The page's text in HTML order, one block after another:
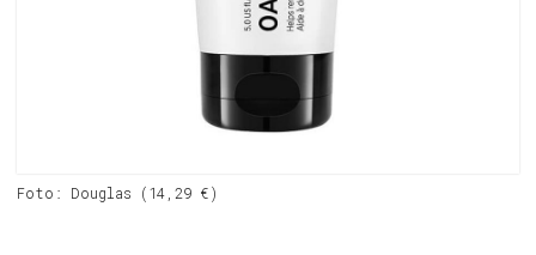
Foto: Douglas (14,29 €)